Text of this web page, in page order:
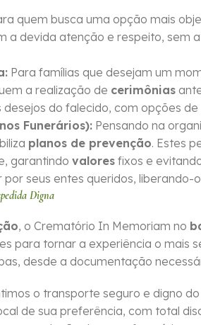
quem busca uma opção mais
a devida atenção e respeito, sem
Para famílias que desejam um
a realização de cerimônias
do falecido, com opções
Funerários): Pensando na
planos de prevenção. Estes
garantindo valores fixos e
seus entes queridos,
Digna
, o Crematório In Memoriam no
para tornar a experiência o mais
desde a documentação
o transporte seguro e digno
de sua preferência, com total